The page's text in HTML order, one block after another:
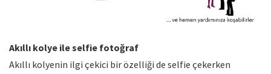
Akıllı kolye ile selfie fotoğraf
Akıllı kolyenin ilgi çekici bir özelliği de selfie çekerken